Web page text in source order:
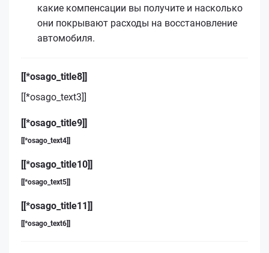
какие компенсации вы получите и насколько
они покрывают расходы на восстановление
автомобиля.
[[*osago_title8]]
[[*osago_text3]]
[[*osago_title9]]
[[*osago_text4]]
[[*osago_title10]]
[[*osago_text5]]
[[*osago_title11]]
[[*osago_text6]]